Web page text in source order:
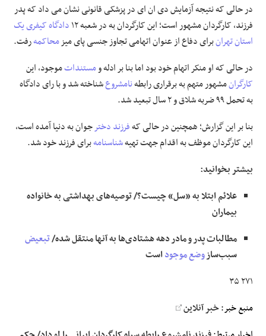
در حالی که نتیجه آزمایش دی ان ای در پزشکی قانونی نشان می داد که پدر
فرزند، کارگردان مشهور است؛ این کارگردان به در شعبه ۱۲ دادگاه کیفری یک
استان تهرانبرای دفاع از عنوان اتهامی تجاوز جنسی پای میزمحاکمهرفت.
در حالی که او منکر اتهام خود بود اما بنا بر ادله ومستنداتموجود، این
کارگرانمشهور متهم به برقراری رابطهنامشروعشناخته شد و با رای دادگاه
به تحمل ۹۹ ضربه شلاق و ۲ سال تبعید شد.
بنا بر این گزارش؛ همچنین در حالی کهفرزند دخترجوان به دنیا آمده است،
این کارگردان موظف به اقدام جهت تهیهشناسنامهبرای فرزند خود شد.
بیشتر بخوانید:
علائم ابتلا به «سل» چیست؟/ توصیه‌های بهداشتی به خانواده
بیماران
مطالبات پدر و مادر دهه هشتادی‌ها به آنها منتقل شده/تبعیض
سبب‌سازوضع موجوداست
۲۷۱ ۳۵
منبع خبر:خبر آنلاین